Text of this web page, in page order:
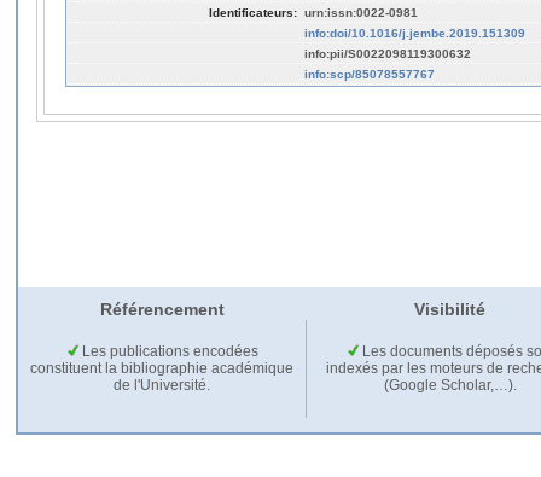
Identificateurs: urn:issn:0022-0981
info:doi/10.1016/j.jembe.2019.151309
info:pii/S0022098119300632
info:scp/85078557767
Référencement Visibilité
Les publications encodées
constituent la bibliographie académique
de l'Université.
Les documents déposés
indexés par les moteurs de
(Google Scholar,…).